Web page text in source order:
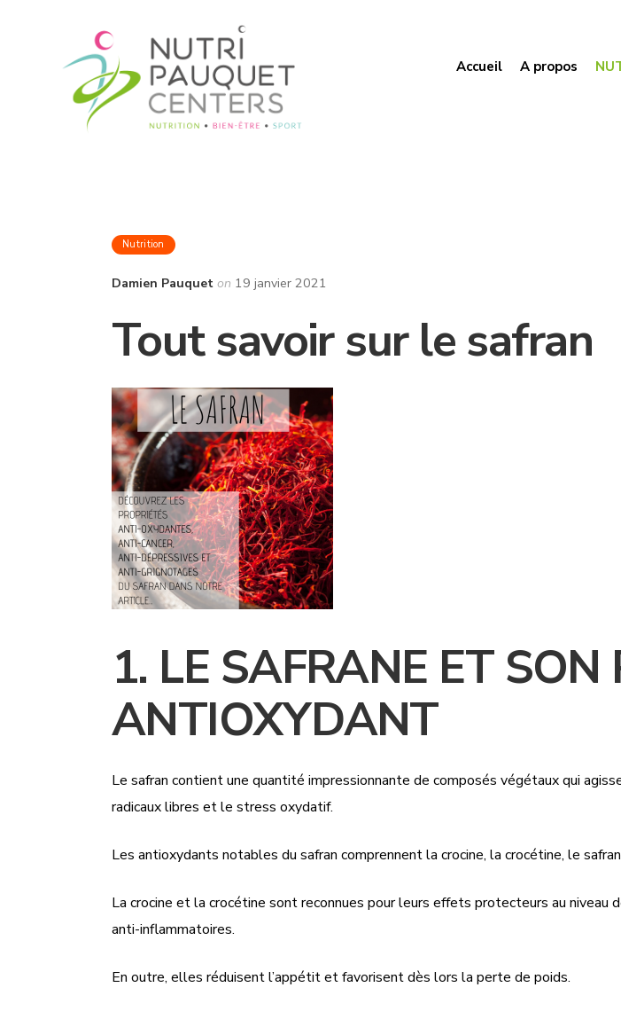
Accueil A propos
Nutrition
Damien Pauquet on 19 janvier 2021
Tout savoir sur le safran
1. LE SAFRANE ET
ANTIOXYDANT
Le safran contient une quantité impressionnante de composés végétaux qui
radicaux libres et le stress oxydatif.
Les antioxydants notables du safran comprennent la crocine, la crocétine, le
La crocine et la crocétine sont reconnues pour leurs effets protecteurs au
anti-inflammatoires.
En outre, elles réduisent l’appétit et favorisent dès lors la perte de poids.